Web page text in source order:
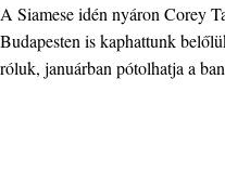
A Siamese idén nyáron Corey
Budapesten is kaphattunk
róluk, januárban pótolhatja a